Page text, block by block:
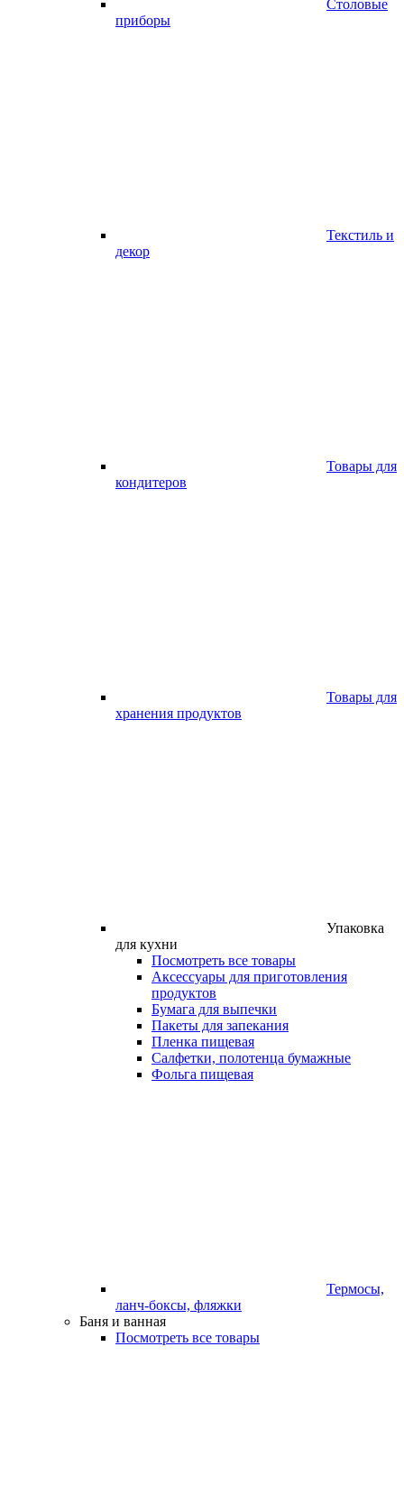
Столовые
приборы
Текстиль и
декор
Товары для
кондитеров
Товары для
хранения продуктов
Упаковка
для кухни
Посмотреть все товары
Аксессуары для приготовления
продуктов
Бумага для выпечки
Пакеты для запекания
Пленка пищевая
Салфетки, полотенца бумажные
Фольга пищевая
Термосы,
ланч-боксы, фляжки
Баня и ванная
Посмотреть все товары